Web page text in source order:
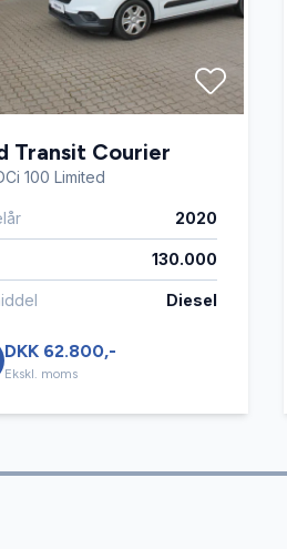
Transit Courier
100 Limited
2020
130.000
Diesel
DKK 62.800,-
Ekskl. moms